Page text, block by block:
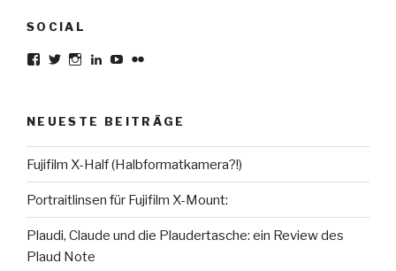
SOCIAL
Profil
Facebook
anzeigen
Profil
Twitter
anzeigen
Profil
Instagram
anzeigen
Profil
LinkedIn
anzeigen
Profil
YouTube
anzeigen
Profil
Flickr
anzeigen
NEUESTE BEITRÄGE
Fujifilm X-Half (Halbformatkamera?!)
Portraitlinsen für Fujifilm X-Mount:
Plaudi, Claude und die Plaudertasche: ein Review des
Plaud Note